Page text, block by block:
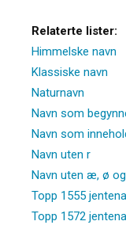
Relaterte lister:
Himmelske navn
Klassiske navn
Naturnavn
Navn som
Navn som
Navn uten r
Navn uten æ, ø
Topp 1555
Topp 1572